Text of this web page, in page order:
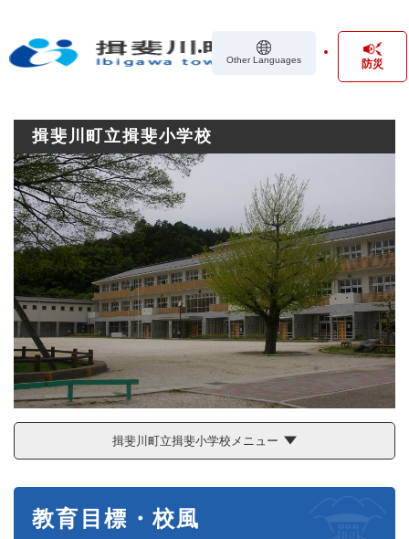
の
Other Languages 防災
揖斐川町立揖斐小学校
揖斐川町立揖斐小学校メニュー
教育目標・校風